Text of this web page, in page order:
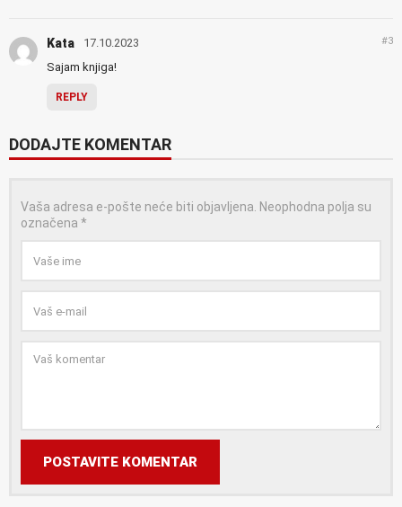
Kata 17.10.2023 #3
Sajam knjiga!
REPLY
DODAJTE KOMENTAR
Vaša adresa e-pošte neće biti objavljena. Neophodna polja su
označena *
POSTAVITE KOMENTAR